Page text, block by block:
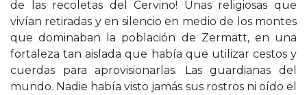
de las recoletas del Cervino! Unas religiosas que
vivían retiradas y en silencio en medio de los montes
que dominaban la población de Zermatt, en una
fortaleza tan aislada que había que utilizar cestos y
cuerdas para aprovisionarlas. Las guardianas del
mundo. Nadie había visto jamás sus rostros ni oído el